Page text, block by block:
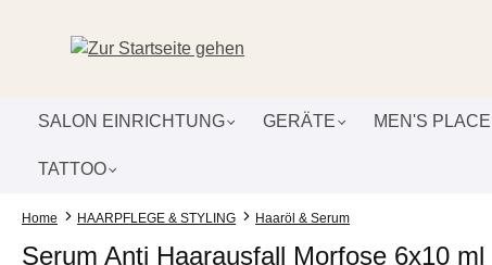
SALON EINRICHTUNG GERÄTE MEN'S PLACE
TATTOO
Home HAARPFLEGE & STYLING Haaröl & Serum
Serum Anti Haarausfall Morfose 6x10 ml